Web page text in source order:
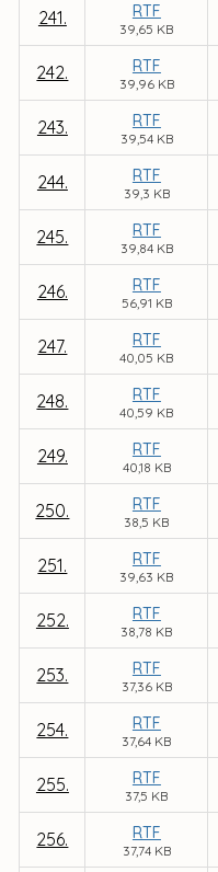
241. RTF
39,65 KB
242. RTF
39,96 KB
243. RTF
39,54 KB
244. RTF
39,3 KB
245. RTF
39,84 KB
246. RTF
56,91 KB
247. RTF
40,05 KB
248. RTF
40,59 KB
249. RTF
40,18 KB
250. RTF
38,5 KB
251. RTF
39,63 KB
252. RTF
38,78 KB
253. RTF
37,36 KB
254. RTF
37,64 KB
255. RTF
37,5 KB
256. RTF
37,74 KB